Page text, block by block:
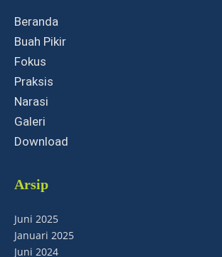
Beranda
Buah Pikir
Fokus
Praksis
Narasi
Galeri
Download
Arsip
Juni 2025
Januari 2025
Juni 2024